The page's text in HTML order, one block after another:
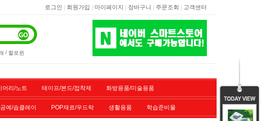
로그인 | 회원가입 | 마이페이지 | 장바구니 | 주문조회 | 고객센터
/ 할로윈
어리/노트 테이프/본드/접착제 화방용품/미술용품
예/솝클레이 POP재료/우드락 생활용품 학습준비물